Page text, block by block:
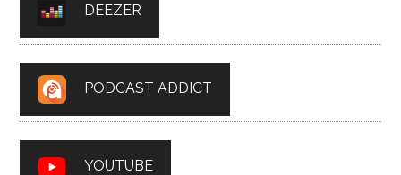
DEEZER
PODCAST ADDICT
YOUTUBE